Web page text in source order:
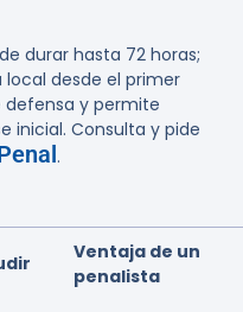
durar hasta 72 horas;
desde el primer
y permite
inicial. Consulta y pide
.
Ventaja de un
penalista